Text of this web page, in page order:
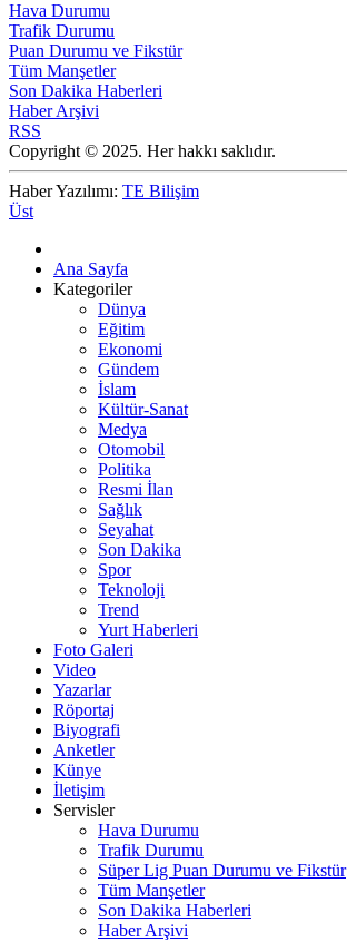
Hava Durumu
Trafik Durumu
Puan Durumu ve Fikstür
Tüm Manşetler
Son Dakika Haberleri
Haber Arşivi
RSS
Copyright © 2025. Her hakkı saklıdır.
Haber Yazılımı: TE Bilişim
Üst
Ana Sayfa
Kategoriler
Dünya
Eğitim
Ekonomi
Gündem
İslam
Kültür-Sanat
Medya
Otomobil
Politika
Resmi İlan
Sağlık
Seyahat
Son Dakika
Spor
Teknoloji
Trend
Yurt Haberleri
Foto Galeri
Video
Yazarlar
Röportaj
Biyografi
Anketler
Künye
İletişim
Servisler
Hava Durumu
Trafik Durumu
Süper Lig Puan Durumu ve Fikstür
Tüm Manşetler
Son Dakika Haberleri
Haber Arşivi